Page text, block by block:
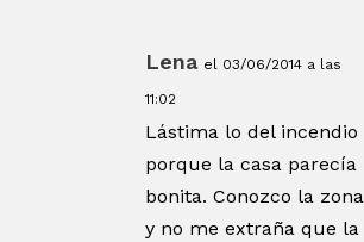
Lena el 03/06/2014 a las
11:02
Lástima lo del incendio
porque la casa parecía
bonita. Conozco la zona
y no me extraña que la